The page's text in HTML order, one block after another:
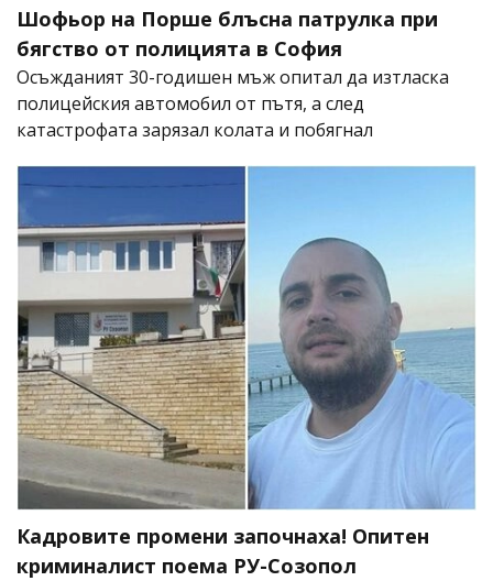
Шофьор на Порше блъсна патрулка при
бягство от полицията в София
Осъжданият 30-годишен мъж опитал да изтласка
полицейския автомобил от пътя, а след
катастрофата зарязал колата и побягнал
Кадровите промени започнаха! Опитен
криминалист поема РУ-Созопол